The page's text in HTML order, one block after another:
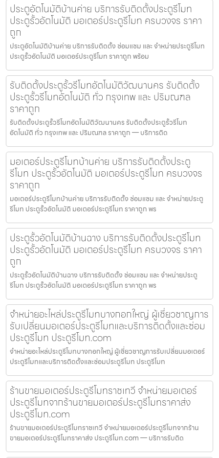
ประตูอัตโนมัติบ้านค่าย บริการรับติดตั้งประตูรีโมท
ประตูรั้วอัตโนมัติ มอเตอร์ประตูรีโมท ครบวงจร ราคา
ถูก
ประตูอัตโนมัติบ้านค่าย บริการรับติดตั้ง ซ่อมแซม และ จำหน่ายประตูรีโมท
ประตูรั้วอัตโนมัติ มอเตอร์ประตูรีโมท ราคาถูก พร้อม
รับติดตั้งประตูรั้วรีโมทอัตโนมัติวัฒนานคร รับติดตั้ง
ประตูรั้วรีโมทอัตโนมัติ ทั่ว กรุงเทพ และ ปริมณฑล
ราคาถูก
รับติดตั้งประตูรั้วรีโมทอัตโนมัติวัฒนานคร รับติดตั้งประตูรั้วรีโมท
อัตโนมัติ ทั่ว กรุงเทพ และ ปริมณฑล ราคาถูก — บริการติด
มอเตอร์ประตูรีโมทบ้านค่าย บริการรับติดตั้งประตู
รีโมท ประตูรั้วอัตโนมัติ มอเตอร์ประตูรีโมท ครบวงจร
ราคาถูก
มอเตอร์ประตูรีโมทบ้านค่าย บริการรับติดตั้ง ซ่อมแซม และ จำหน่ายประตู
รีโมท ประตูรั้วอัตโนมัติ มอเตอร์ประตูรีโมท ราคาถูก พร
ประตูรั้วอัตโนมัติบ้านฉาง บริการรับติดตั้งประตูรีโมท
ประตูรั้วอัตโนมัติ มอเตอร์ประตูรีโมท ครบวงจร ราคา
ถูก
ประตูรั้วอัตโนมัติบ้านฉาง บริการรับติดตั้ง ซ่อมแซม และ จำหน่ายประตู
รีโมท ประตูรั้วอัตโนมัติ มอเตอร์ประตูรีโมท ราคาถูก พร
จำหน่ายอะไหล่ประตูรีโมทบางกอกใหญ่ ผู้เชี่ยวชาญการ
รับเปลี่ยนมอเตอร์ประตูรีโมทและบริการติดตั้งและซ่อม
ประตูรีโมท ประตูรีโมท.com
จำหน่ายอะไหล่ประตูรีโมทบางกอกใหญ่ ผู้เชี่ยวชาญการรับเปลี่ยนมอเตอร์
ประตูรีโมทและบริการติดตั้งและซ่อมประตูรีโมท ประตูรีโมท
ร้านขายมอเตอร์ประตูรีโมทราชเทวี จำหน่ายมอเตอร์
ประตูรีโมทจากร้านขายมอเตอร์ประตูรีโมทราคาส่ง
ประตูรีโมท.com
ร้านขายมอเตอร์ประตูรีโมทราชเทวี จำหน่ายมอเตอร์ประตูรีโมทจากร้าน
ขายมอเตอร์ประตูรีโมทราคาส่ง ประตูรีโมท.com — บริการรับติด